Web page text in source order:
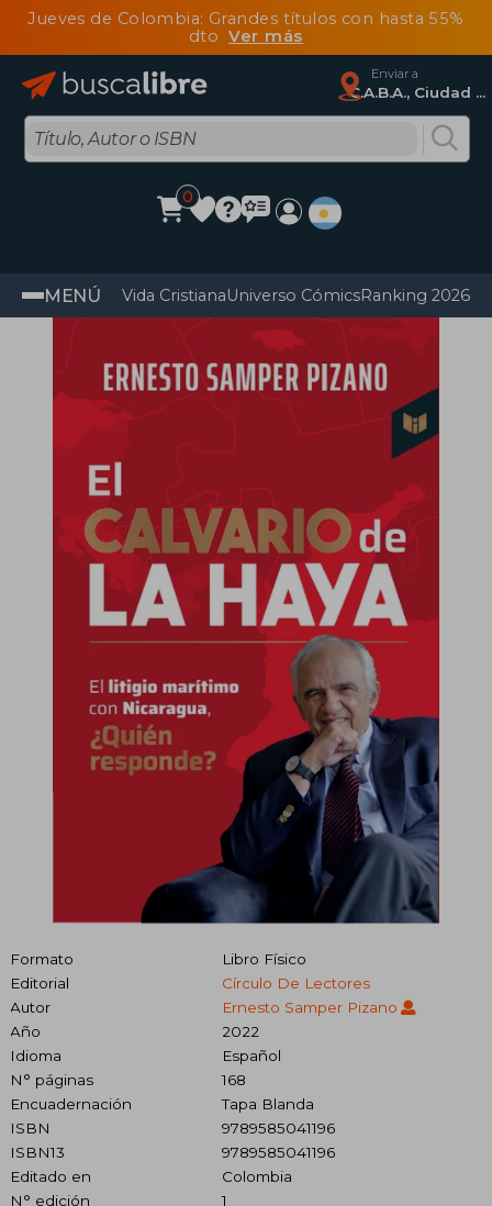
Jueves de Colombia: Grandes títulos con hasta 55%
dtoVer más
Enviar a
C.A.B.A., Ciudad Autónoma De Buenos Aires
0
MENÚ Vida CristianaUniverso CómicsRanking 2026
Formato
Libro Físico
Editorial
Círculo De Lectores
Autor
Ernesto Samper Pizano
Año
2022
Idioma
Español
N° páginas
168
Encuadernación
Tapa Blanda
ISBN
9789585041196
ISBN13
9789585041196
Editado en
Colombia
N° edición
1